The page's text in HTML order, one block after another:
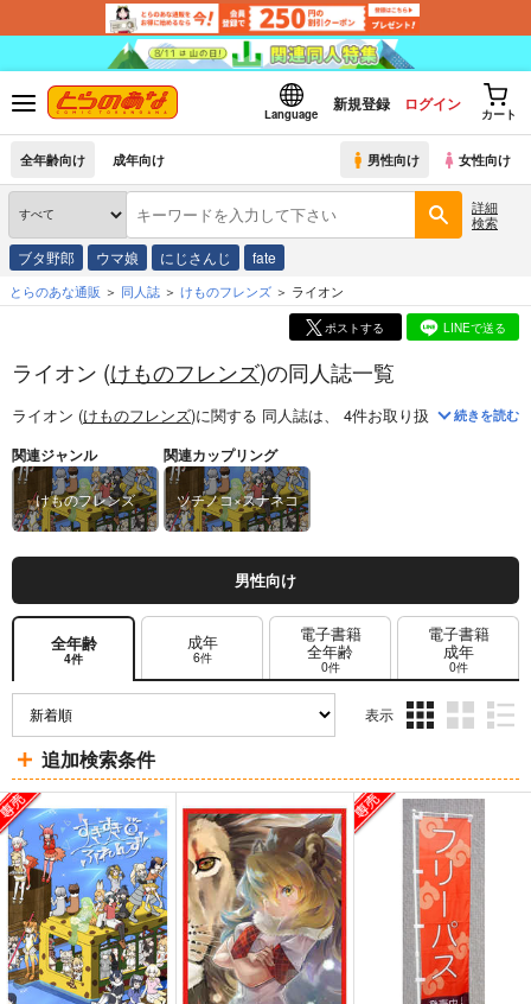
Language
新規登録 ログイン
カート
全年齢向け 成年向け 男性向け 女性向け
詳細
検索
ブタ野郎 ウマ娘 にじさんじ fate
とらのあな通販 同人誌 けものフレンズ ライオン
ポストする LINEで送る
ライオン (けものフレンズ)の同人誌一覧
ライオン (けものフレンズ)に関する 同人誌は、 4件お取り扱いがございま
続きを読む
関連ジャンル
けものフレンズ
関連カップリング
ツチノコ×スナネコ
男性向け
全年齢
4件
成年
6件
電子書籍
全年齢
0件
電子書籍
成年
0件
表示
ム
表
示
ム
表
示
ム
表
追加検索条件